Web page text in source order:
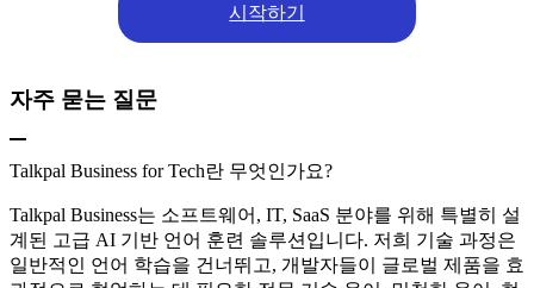
시작하기
자주 묻는 질문
Talkpal Business for Tech란 무엇인가요?
Talkpal Business는 소프트웨어, IT, SaaS 분야를 위해 특별히 설
계된 고급 AI 기반 언어 훈련 솔루션입니다. 저희 기술 과정은
일반적인 언어 학습을 건너뛰고, 개발자들이 글로벌 제품을 효